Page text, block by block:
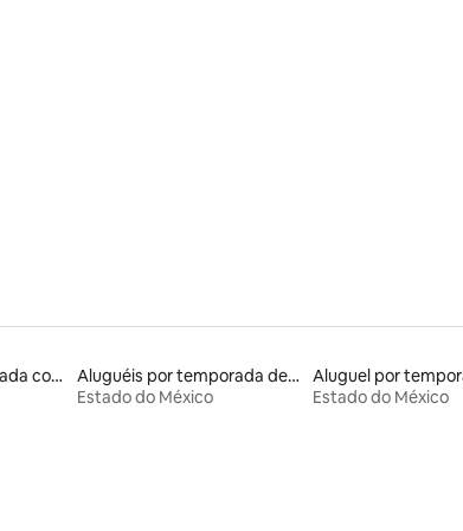
Aluguéis por temporada com sauna
Aluguéis por temporada de acomodações de luxo
Estado do México
Estado do México